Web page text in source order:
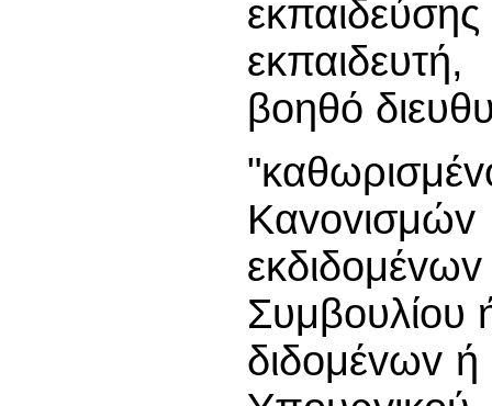
βοηθό
Συμβουλίου
διδoμέvωv ή